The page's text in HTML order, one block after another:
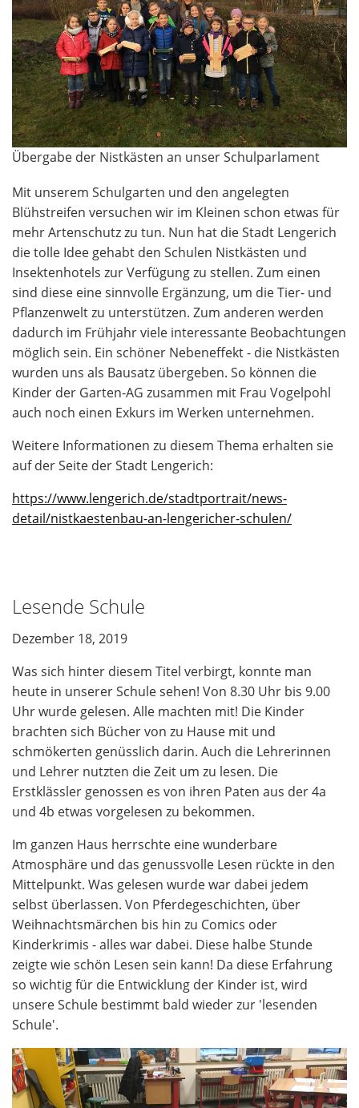
Übergabe der Nistkästen an unser Schulparlament
Mit unserem Schulgarten und den angelegten
Blühstreifen versuchen wir im Kleinen schon etwas für
mehr Artenschutz zu tun. Nun hat die Stadt Lengerich
die tolle Idee gehabt den Schulen Nistkästen und
Insektenhotels zur Verfügung zu stellen. Zum einen
sind diese eine sinnvolle Ergänzung, um die Tier- und
Pflanzenwelt zu unterstützen. Zum anderen werden
dadurch im Frühjahr viele interessante Beobachtungen
möglich sein. Ein schöner Nebeneffekt - die Nistkästen
wurden uns als Bausatz übergeben. So können die
Kinder der Garten-AG zusammen mit Frau Vogelpohl
auch noch einen Exkurs im Werken unternehmen.
Weitere Informationen zu diesem Thema erhalten sie
auf der Seite der Stadt Lengerich:
https://www.lengerich.de/stadtportrait/news-
detail/nistkaestenbau-an-lengericher-schulen/
Lesende Schule
Dezember 18, 2019
Was sich hinter diesem Titel verbirgt, konnte man
heute in unserer Schule sehen! Von 8.30 Uhr bis 9.00
Uhr wurde gelesen. Alle machten mit! Die Kinder
brachten sich Bücher von zu Hause mit und
schmökerten genüsslich darin. Auch die Lehrerinnen
und Lehrer nutzten die Zeit um zu lesen. Die
Erstklässler genossen es von ihren Paten aus der 4a
und 4b etwas vorgelesen zu bekommen.
Im ganzen Haus herrschte eine wunderbare
Atmosphäre und das genussvolle Lesen rückte in den
Mittelpunkt. Was gelesen wurde war dabei jedem
selbst überlassen. Von Pferdegeschichten, über
Weihnachtsmärchen bis hin zu Comics oder
Kinderkrimis - alles war dabei. Diese halbe Stunde
zeigte wie schön Lesen sein kann! Da diese Erfahrung
so wichtig für die Entwicklung der Kinder ist, wird
unsere Schule bestimmt bald wieder zur 'lesenden
Schule'.